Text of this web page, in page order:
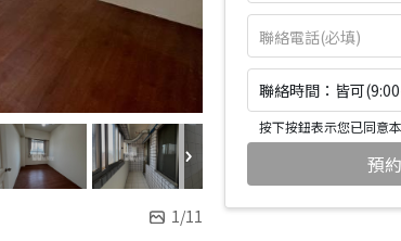
1/11
聯絡時間：皆可
按下按鈕表示您已同意
預